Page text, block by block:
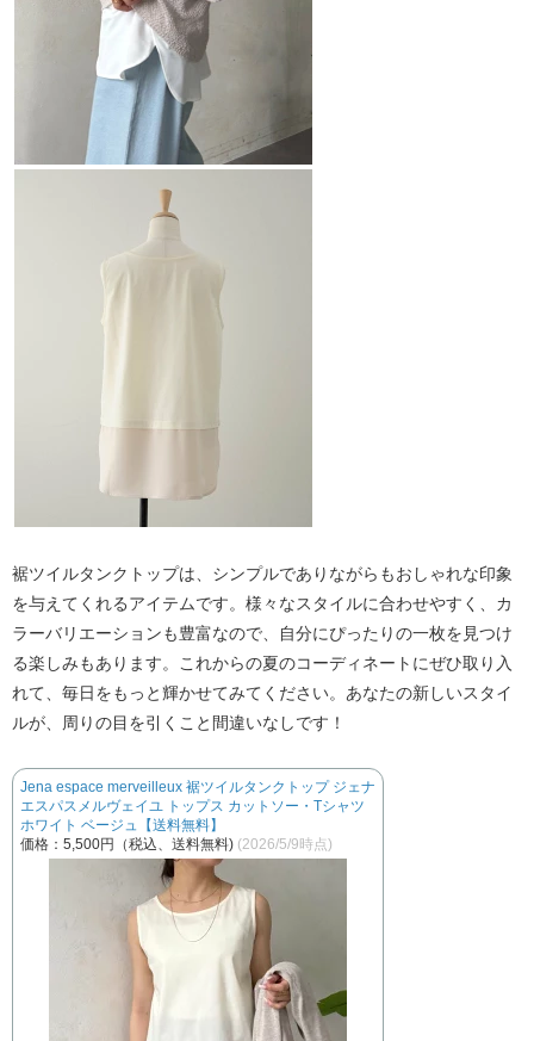
裾ツイルタンクトップは、シンプルでありながらもおしゃれな印象
を与えてくれるアイテムです。様々なスタイルに合わせやすく、カ
ラーバリエーションも豊富なので、自分にぴったりの一枚を見つけ
る楽しみもあります。これからの夏のコーディネートにぜひ取り入
れて、毎日をもっと輝かせてみてください。あなたの新しいスタイ
ルが、周りの目を引くこと間違いなしです！
Jena espace merveilleux 裾ツイルタンクトップ ジェナ
エスパスメルヴェイユ トップス カットソー・Tシャツ
ホワイト ベージュ【送料無料】
価格：5,500円（税込、送料無料) (2026/5/9時点)